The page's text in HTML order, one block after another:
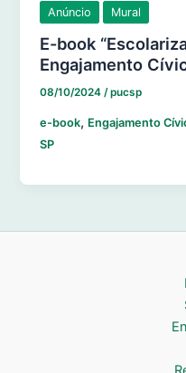
Anúncio Mural
E-book
Engajamento
08/10/2024/pucsp
e-book, Engajamento
SP